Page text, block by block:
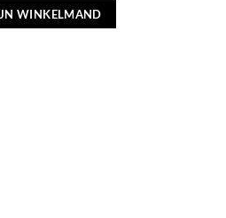
prijs
was:
prijs
is:
WINKELMAND